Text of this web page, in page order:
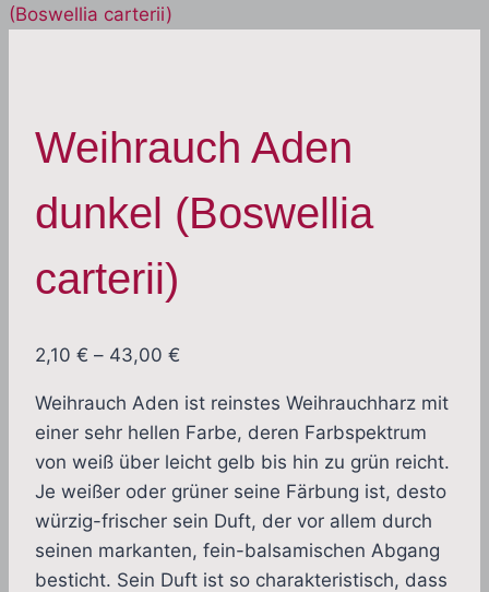
(Boswellia carterii)
Weihrauch Aden
dunkel (Boswellia
carterii)
2,10 € – 43,00 €
bis
43,00 €
Weihrauch Aden ist reinstes Weihrauchharz mit
einer sehr hellen Farbe, deren Farbspektrum
von weiß über leicht gelb bis hin zu grün reicht.
Je weißer oder grüner seine Färbung ist, desto
würzig-frischer sein Duft, der vor allem durch
seinen markanten, fein-balsamischen Abgang
besticht. Sein Duft ist so charakteristisch, dass